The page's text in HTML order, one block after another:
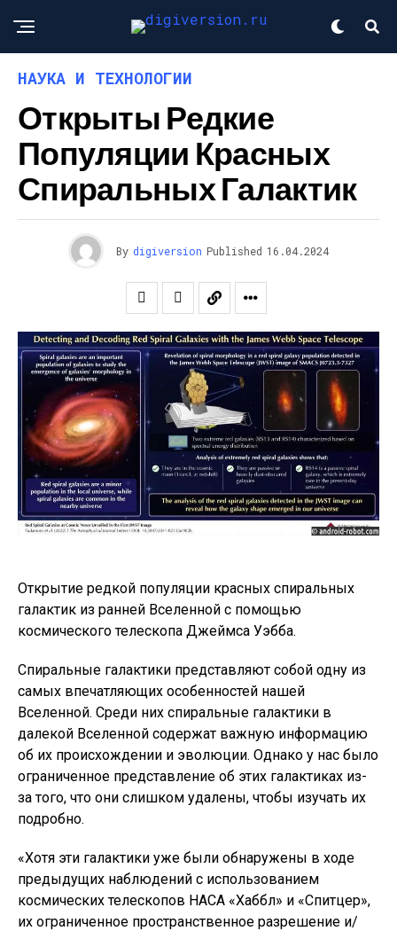
НАУКА И ТЕХНОЛОГИИ
Открыты Редкие
Популяции Красных
Спиральных Галактик
By digiversion Published 16.04.2024
Открытие редкой популяции красных спиральных
галактик из ранней Вселенной с помощью
космического телескопа Джеймса Уэбба.
Спиральные галактики представляют собой одну из
самых впечатляющих особенностей нашей
Вселенной. Среди них спиральные галактики в
далекой Вселенной содержат важную информацию
об их происхождении и эволюции. Однако у нас было
ограниченное представление об этих галактиках из-
за того, что они слишком удалены, чтобы изучать их
подробно.
«Хотя эти галактики уже были обнаружены в ходе
предыдущих наблюдений с использованием
космических телескопов НАСА «Хаббл» и «Спитцер»,
их ограниченное пространственное разрешение и/